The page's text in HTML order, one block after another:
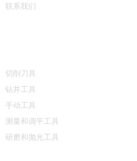
联系我们
切削刀具
钻井工具
手动工具
测量和调平工具
研磨和抛光工具